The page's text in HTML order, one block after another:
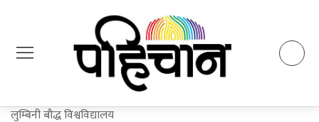
लुम्बिनी बौद्ध विश्वविद्यालय